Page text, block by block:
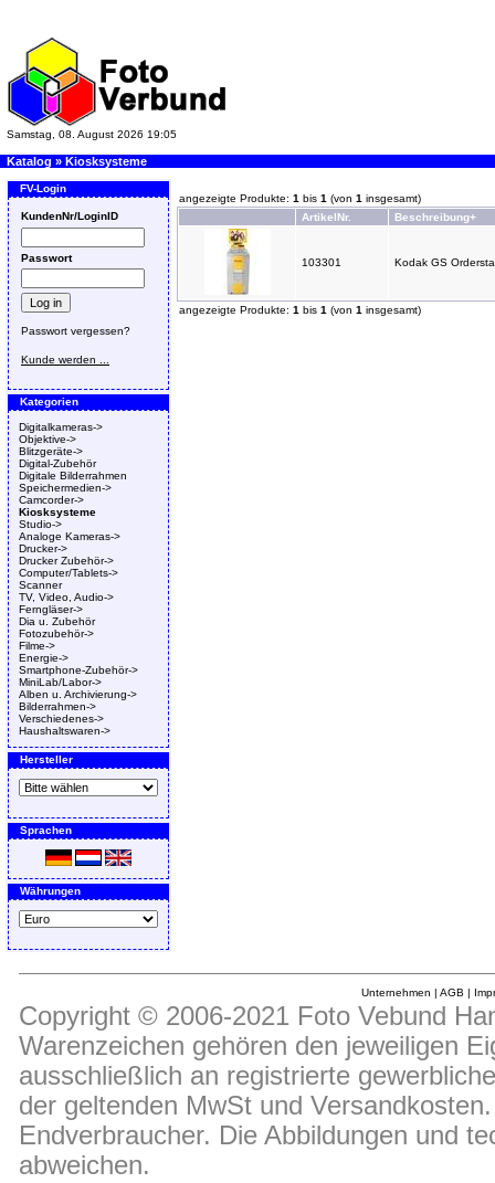
Samstag, 08. August 2026 19:05
Katalog » Kiosksysteme
FV-Login
KundenNr/LoginID
Passwort
Passwort vergessen?
Kunde werden ...
Kategorien
Digitalkameras->
Objektive->
Blitzgeräte->
Digital-Zubehör
Digitale Bilderrahmen
Speichermedien->
Camcorder->
Kiosksysteme
Studio->
Analoge Kameras->
Drucker->
Drucker Zubehör->
Computer/Tablets->
Scanner
TV, Video, Audio->
Ferngläser->
Dia u. Zubehör
Fotozubehör->
Filme->
Energie->
Smartphone-Zubehör->
MiniLab/Labor->
Alben u. Archivierung->
Bilderrahmen->
Verschiedenes->
Haushaltswaren->
Hersteller
Sprachen
Währungen
angezeigte Produkte: 1 bis 1 (von 1 insgesamt)
ArtikelNr.
Beschreibung+
103301 Kodak GS
angezeigte Produkte: 1 bis 1 (von 1 insgesamt)
Unternehmen | AGB |
Copyright © 2006-2021 Foto Vebund
Warenzeichen gehören den jeweiligen
ausschließlich an registrierte
der geltenden MwSt und
Endverbraucher. Die Abbildungen und
abweichen.